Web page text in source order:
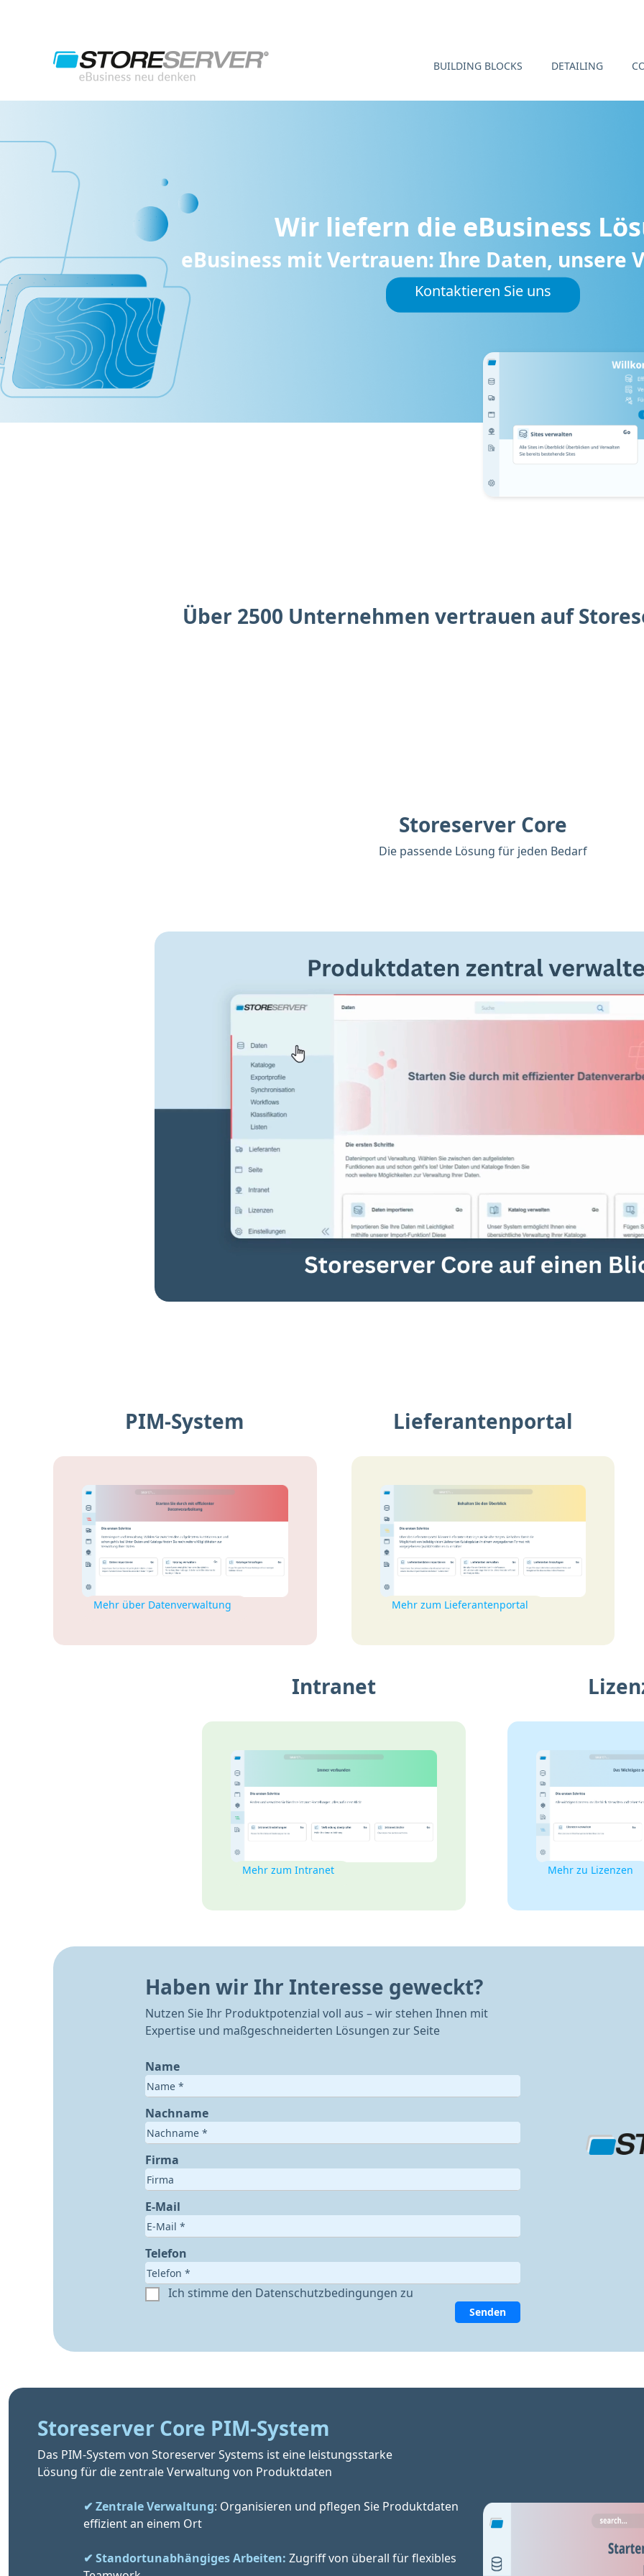
BUILDING BLOCKS DETAILING
Wir liefern die eBusiness
eBusiness mit Vertrauen: Ihre Daten, unsere
Kontaktieren Sie uns
Über 2500 Unternehmen vertrauen auf
Storeserver Core
Die passende Lösung für jeden Bedarf
PIM-System Lieferantenportal
Mehr über Datenverwaltung Mehr zum Lieferantenportal
Intranet
Mehr zum Intranet Mehr zu Lizenzen
Haben wir Ihr Interesse geweckt?
Nutzen Sie Ihr Produktpotenzial voll aus – wir stehen Ihnen mit
Expertise und maßgeschneiderten Lösungen zur Seite
Name
Nachname
Firma
E-Mail
Telefon
Ich stimme den Datenschutzbedingungen zu
Senden
Storeserver Core PIM-System
Das PIM-System von Storeserver Systems ist eine leistungsstarke
Lösung für die zentrale Verwaltung von Produktdaten
✔ Zentrale Verwaltung: Organisieren und pflegen Sie Produktdaten
                effizient an einem Ort
✔ Standortunabhängiges Arbeiten: Zugriff von überall für flexibles